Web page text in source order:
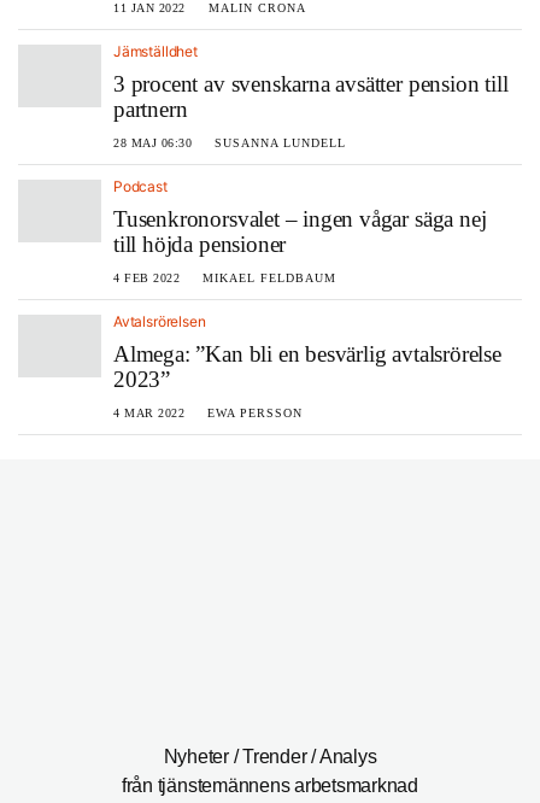
11 JAN 2022 MALIN CRONA
Jämställdhet
3 procent av svenskarna avsätter pension till
partnern
28 MAJ 06:30 SUSANNA LUNDELL
Podcast
Tusenkronorsvalet – ingen vågar säga nej
till höjda pensioner
4 FEB 2022 MIKAEL FELDBAUM
Avtalsrörelsen
Almega: ”Kan bli en besvärlig avtalsrörelse
2023”
4 MAR 2022 EWA PERSSON
Nyheter / Trender / Analys
från tjänstemännens arbetsmarknad